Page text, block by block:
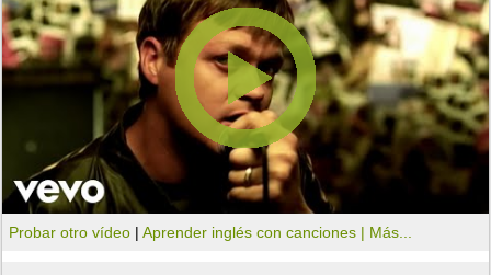
Probar otro vídeo |Aprender inglés con canciones | Más...